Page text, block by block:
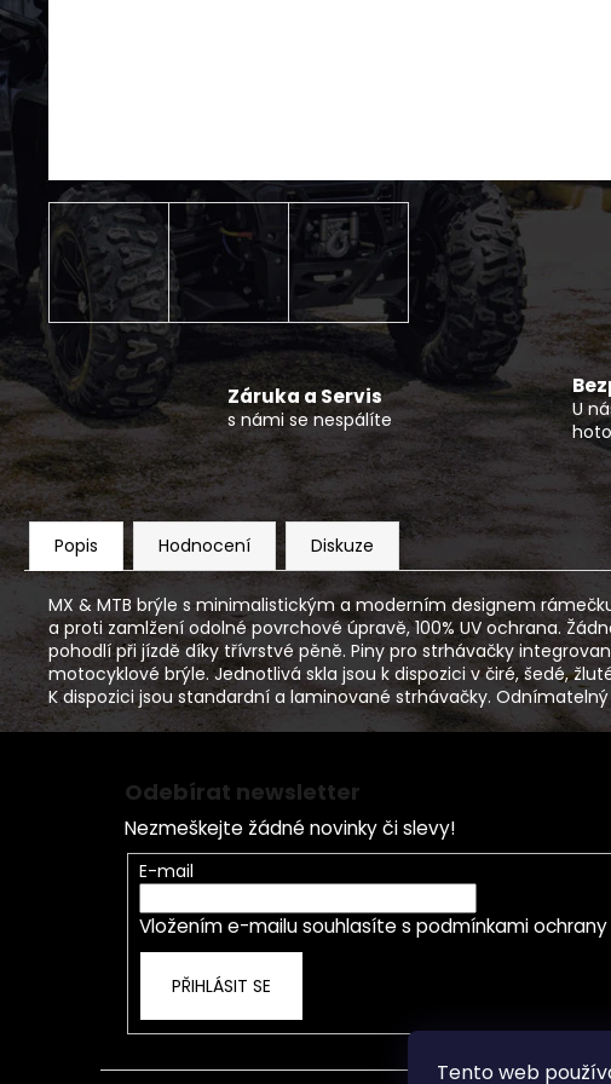
Tento web
Záruka a Servis
s námi se nespálíte
U
Popis Hodnocení Diskuze
MX & MTB brýle s minimalistickým a moderním designem
a proti zamlžení odolné povrchové úpravě, 100% UV ochrana.
pohodlí při jízdě díky třívrstvé pěně. Piny pro strhávačky
motocyklové brýle. Jednotlivá skla jsou k dispozici v čiré, šedé,
K dispozici jsou standardní a laminované strhávačky.
Odebírat newsletter
Nezmeškejte žádné novinky či slevy!
E-mail
Vložením e-mailu souhlasíte s podmínkami
PŘIHLÁSIT SE